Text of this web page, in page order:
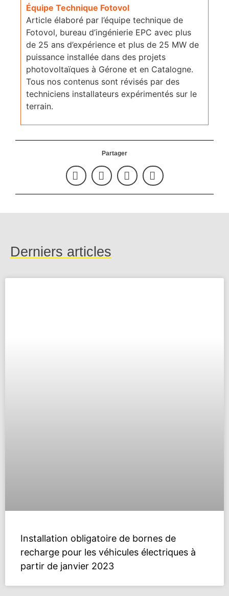
Partager
Équipe Technique Fotovol
Article élaboré par l’équipe technique de
Fotovol, bureau d’ingénierie EPC avec plus
de 25 ans d’expérience et plus de 25 MW de
puissance installée dans des projets
photovoltaïques à Gérone et en Catalogne.
Tous nos contenus sont révisés par des
techniciens installateurs expérimentés sur le
terrain.
Derniers articles
Installation obligatoire de bornes de
recharge pour les véhicules électriques à
partir de janvier 2023